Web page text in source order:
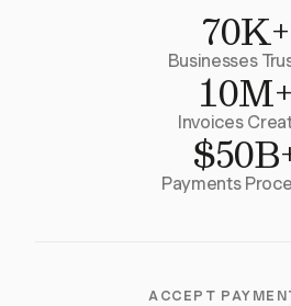
70K+
Businesses
10M+
Invoices
Payments
ACCEPT